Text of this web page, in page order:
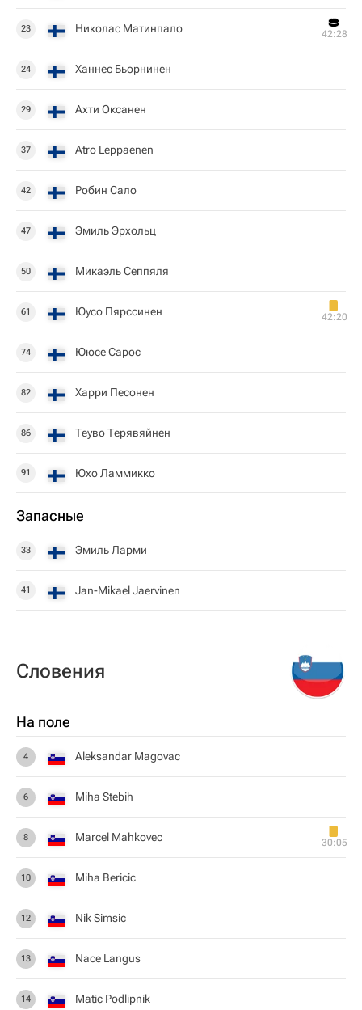
23 Николас Матинпало 42:28
24 Ханнес Бьорнинен
29 Ахти Оксанен
37 Atro Leppaenen
42 Робин Сало
47 Эмиль Эрхольц
50 Микаэль Сеппяля
61 Юусо Пярссинен 42:20
74 Ююсе Сарос
82 Харри Песонен
86 Теуво Терявяйнен
91 Юхо Ламмикко
Запасные
33 Эмиль Ларми
41 Jan-Mikael Jaervinen
Словения
На поле
4 Aleksandar Magovac
6 Miha Stebih
8 Marcel Mahkovec 30:05
10 Miha Bericic
12 Nik Simsic
13 Nace Langus
14 Matic Podlipnik